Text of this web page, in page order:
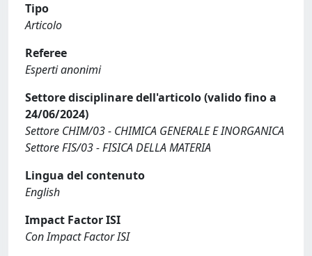
Tipo
Articolo
Referee
Esperti anonimi
Settore disciplinare dell'articolo (valido fino a
24/06/2024)
Settore CHIM/03 - CHIMICA GENERALE E INORGANICA
Settore FIS/03 - FISICA DELLA MATERIA
Lingua del contenuto
English
Impact Factor ISI
Con Impact Factor ISI